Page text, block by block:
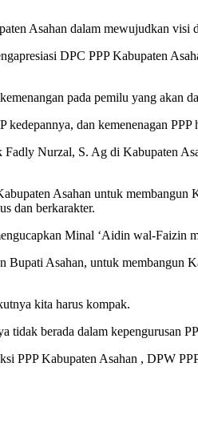
Asahan dalam mewujudkan visi
DPC PPP Kabupaten
pada pemilu yang akan
dan kemenenagan
Nurzal, S. Ag di Kabupaten
Asahan untuk
dan berkarakter.
Minal ‘Aidin wal-Faizin
Asahan, untuk membangun
kita harus kompak.
tidak berada dalam kepengurusan
Kabupaten Asahan , DPW